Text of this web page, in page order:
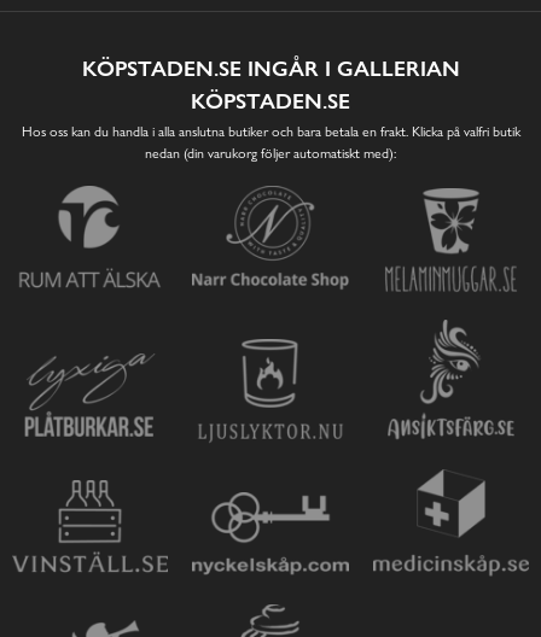
KÖPSTADEN.SE INGÅR I GALLERIAN
KÖPSTADEN.SE
Hos oss kan du handla i alla anslutna butiker och bara betala en frakt. Klicka på valfri butik
nedan (din varukorg följer automatiskt med):